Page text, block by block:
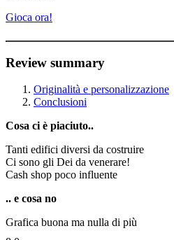
Gioca ora!
Review summary
Originalità e personalizzazione
Conclusioni
Cosa ci è piaciuto..
Tanti edifici diversi da costruire
Ci sono gli Dei da venerare!
Cash shop poco influente
.. e cosa no
Grafica buona ma nulla di più